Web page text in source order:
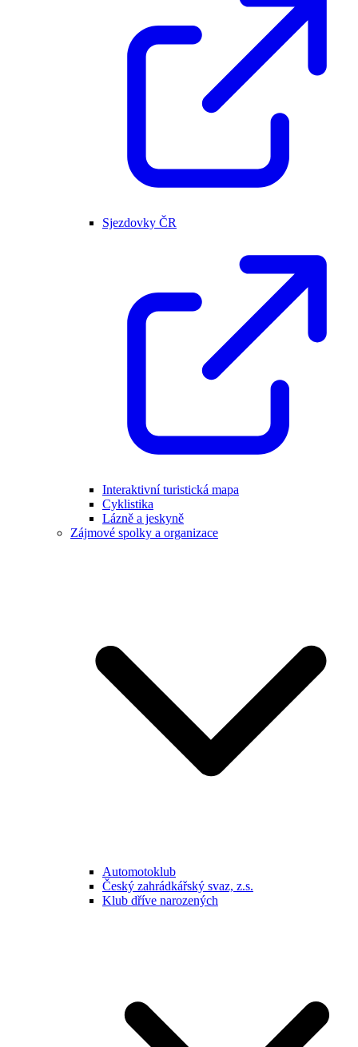
Sjezdovky ČR
Interaktivní turistická mapa
Cyklistika
Lázně a jeskyně
Zájmové spolky a organizace
Automotoklub
Český zahrádkářský svaz, z.s.
Klub dříve narozených